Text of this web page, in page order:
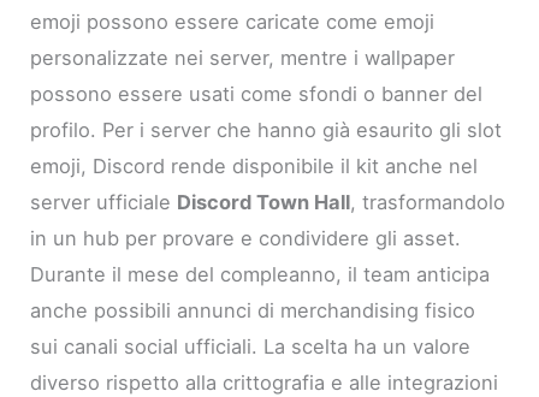
emoji possono essere caricate come emoji
personalizzate nei server, mentre i wallpaper
possono essere usati come sfondi o banner del
profilo. Per i server che hanno già esaurito gli slot
emoji, Discord rende disponibile il kit anche nel
server ufficiale Discord Town Hall, trasformandolo
in un hub per provare e condividere gli asset.
Durante il mese del compleanno, il team anticipa
anche possibili annunci di merchandising fisico
sui canali social ufficiali. La scelta ha un valore
diverso rispetto alla crittografia e alle integrazioni